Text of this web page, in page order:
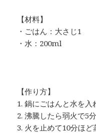
【材料】
・ごはん：大さじ1
・水：200ml
【作り方】
1. 鍋にごはんと水を入
2. 沸騰したら弱火で5
3. 火を止めて10分ほど